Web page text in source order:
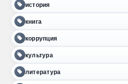
история
книга
коррупция
культура
литература